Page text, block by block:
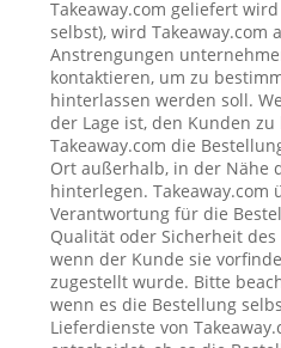
Takeaway.com geliefert
selbst), wird Takeaway.com
Anstrengungen
kontaktieren, um zu
hinterlassen werden soll.
der Lage ist, den Kunden
Takeaway.com die
Ort außerhalb, in der Nähe
hinterlegen. Takeaway.com
Verantwortung für die
Qualität oder Sicherheit
wenn der Kunde sie
zugestellt wurde. Bitte
wenn es die Bestellung
Lieferdienste von